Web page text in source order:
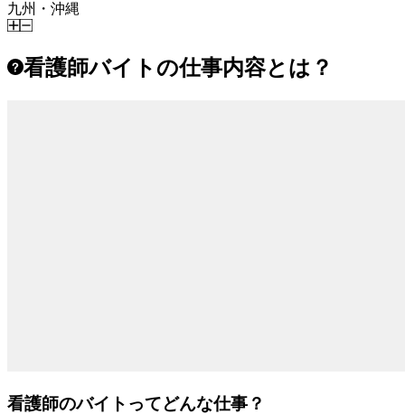
九州・沖縄
看護師バイトの仕事内容とは？
看護師のバイトってどんな仕事？